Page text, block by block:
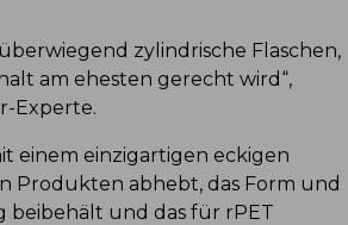
zylindrische Flaschen,
am ehesten gerecht wird“,
Experte.
einem einzigartigen eckigen
Produkten abhebt, das Form und
beibehält und das für rPET